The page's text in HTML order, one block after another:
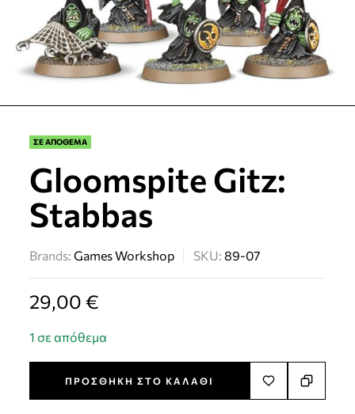
ΣΕ ΑΠΟΘΕΜΑ
Gloomspite Gitz:
Stabbas
Brands:Games Workshop SKU:89-07
29,00€
1 σε απόθεμα
ΠΡΟΣΘΉΚΗ ΣΤΟ ΚΑΛΆΘΙ